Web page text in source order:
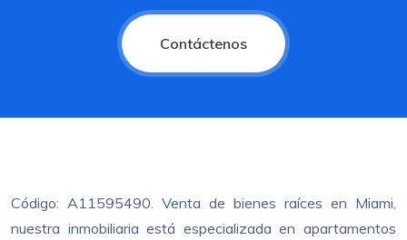
Contáctenos
Código: A11595490. Venta de bienes raíces en Miami,
nuestra inmobiliaria está especializada en apartamentos